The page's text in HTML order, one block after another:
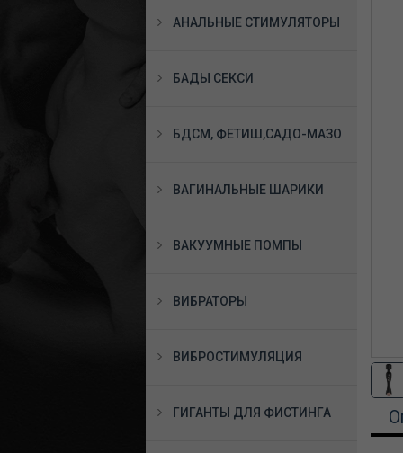
АНАЛЬНЫЕ СТИМУЛЯТОРЫ
БАДЫ СЕКСИ
БДСМ, ФЕТИШ,САДО-МАЗО
ВАГИНАЛЬНЫЕ ШАРИКИ
ВАКУУМНЫЕ ПОМПЫ
ВИБРАТОРЫ
ВИБРОСТИМУЛЯЦИЯ
ГИГАНТЫ ДЛЯ ФИСТИНГА